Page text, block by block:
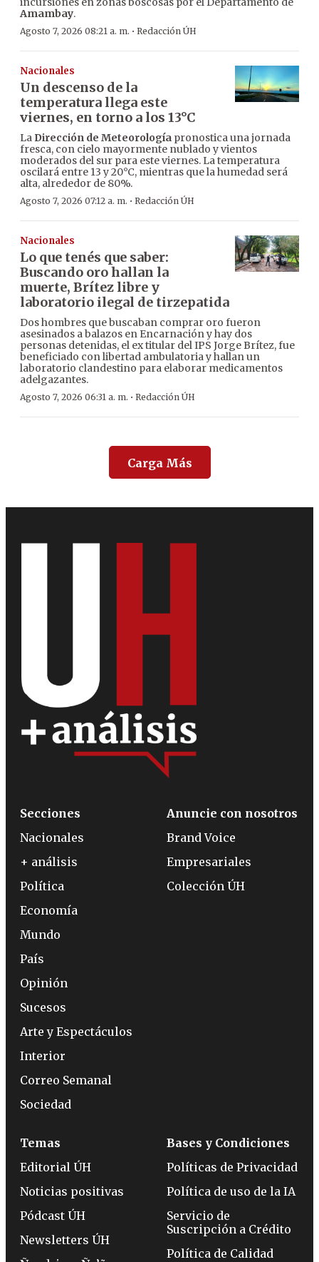
Amambay.
Agosto 7, 2026 08:21 a. m. · Redacción ÚH
Nacionales
Un descenso de la
temperatura llega este
viernes, en torno a los 13°C
La Dirección de Meteorología pronostica una jornada
fresca, con cielo mayormente nublado y vientos
moderados del sur para este viernes. La temperatura
oscilará entre 13 y 20°C, mientras que la humedad será
alta, alrededor de 80%.
Agosto 7, 2026 07:12 a. m. · Redacción ÚH
Nacionales
Lo que tenés que saber:
Buscando oro hallan la
muerte, Brítez libre y
laboratorio ilegal de tirzepatida
Dos hombres que buscaban comprar oro fueron
asesinados a balazos en Encarnación y hay dos
personas detenidas, el ex titular del IPS Jorge Brítez, fue
beneficiado con libertad ambulatoria y hallan un
laboratorio clandestino para elaborar medicamentos
adelgazantes.
Agosto 7, 2026 06:31 a. m. · Redacción ÚH
Carga Más
Secciones
Nacionales
+ análisis
Política
Economía
Mundo
País
Opinión
Sucesos
Arte y Espectáculos
Interior
Correo Semanal
Sociedad
Anuncie con nosotros
Brand Voice
Empresariales
Colección ÚH
Temas
Editorial ÚH
Noticias positivas
Pódcast ÚH
Newsletters ÚH
Bases y Condiciones
Políticas de Privacidad
Política de uso de la IA
Servicio de
Suscripción a Crédito
Política de Calidad